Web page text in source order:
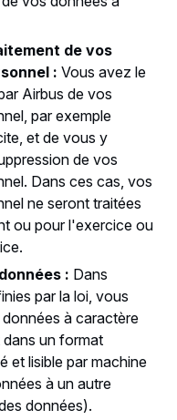
de vos
: Vous avez le
Airbus de vos
par exemple
et de vous y
de vos
Dans ces cas, vos
ne seront traitées
ou pour l'exercice ou
: Dans
par la loi, vous
à caractère
un format
et lisible par machine
à un autre
données).